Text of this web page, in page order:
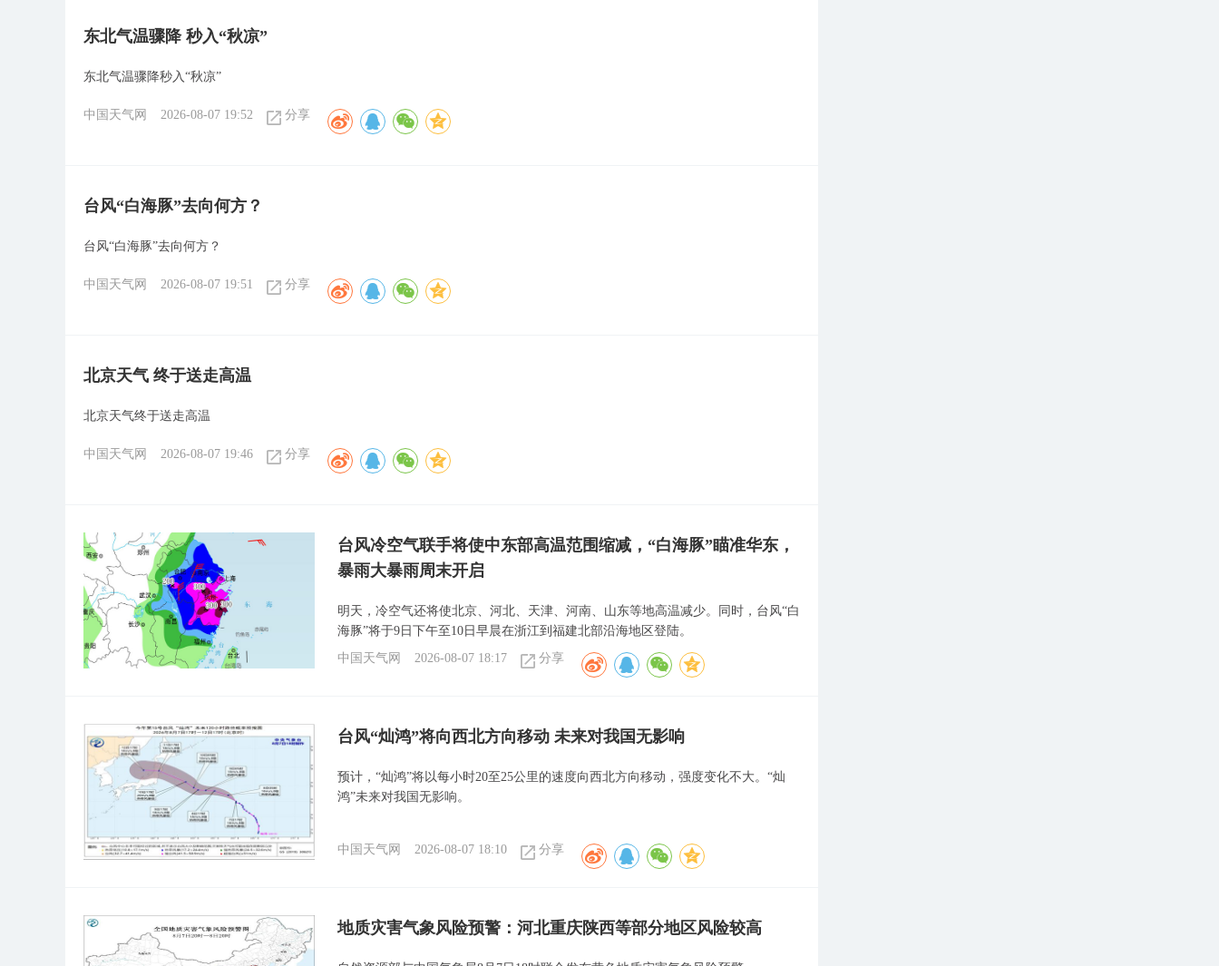
东北气温骤降 秒入“秋凉”
东北气温骤降秒入“秋凉”
中国天气网 2026-08-07 19:52 分享
台风“白海豚”去向何方？
台风“白海豚”去向何方？
中国天气网 2026-08-07 19:51 分享
北京天气 终于送走高温
北京天气终于送走高温
中国天气网 2026-08-07 19:46 分享
台风冷空气联手将使中东部高温范围缩减，“白海豚”瞄准华东，
暴雨大暴雨周末开启
明天，冷空气还将使北京、河北、天津、河南、山东等地高温减少。同时，台风“白
海豚”将于9日下午至10日早晨在浙江到福建北部沿海地区登陆。
中国天气网
2026-08-07 18:17 分享
台风“灿鸿”将向西北方向移动 未来对我国无影响
预计，“灿鸿”将以每小时20至25公里的速度向西北方向移动，强度变化不大。“灿
鸿”未来对我国无影响。
中国天气网 2026-08-07 18:10 分享
地质灾害气象风险预警：河北重庆陕西等部分地区风险较高